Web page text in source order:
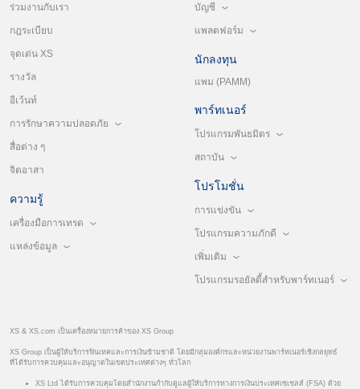
ร่วมงานกับเรา
กฎระเบียบ
จุดเด่น XS
รางวัล
อีเว้นท์
การรักษาความปลอดภัย
สื่อต่าง ๆ
จิตอาสา
ความรู้
เครื่องมือการเทรด
แหล่งข้อมูล
บัญชี
แพลตฟอร์ม
นักลงทุน
แพม (PAMM)
พาร์ทเนอร์
โปรแกรมพันธมิตร
สถาบัน
โปรโมชั่น
การแข่งขัน
โปรแกรมความภักดี
เพิ่มเติม
โปรแกรมรอยัลตี้สำหรับพาร์ทเนอร์
XS & XS.com เป็นเครื่องหมายการค้าของ XS Group
XS Group เป็นผู้ให้บริการฟินเทคและการเงินข้ามชาติ โดยมีกลุ่มองค์กรและหน่วยงานพาร์ทเนอร์เชิงกลยุทธ์
ที่ได้รับการควบคุมและอนุญาตในเขตประเทศต่างๆ ทั่วโลก
XS Ltd ได้รับการควบคุมโดยสำนักงานกำกับดูแลผู้ให้บริการทางการเงินประเทศเซเชลส์ (FSA) ด้วย